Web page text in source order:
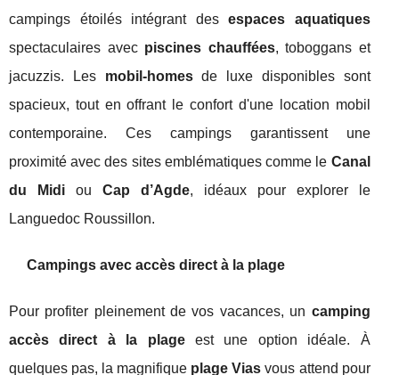
campings étoilés intégrant desespaces aquatiques
spectaculaires avec piscines chauffées, toboggans et
jacuzzis. Les mobil-homesde luxe disponibles sont
spacieux, tout en offrant le confort d'une location mobil
contemporaine. Ces campings garantissent une
proximité avec des sites emblématiques comme le Canal
du Midiou Cap d’Agde, idéaux pour explorer le
Languedoc Roussillon.
Campings avec accès direct à la plage
Pour profiter pleinement de vos vacances, un camping
accès direct à la plageest une option idéale. À
quelques pas, la magnifique plage Vias vous attend pour